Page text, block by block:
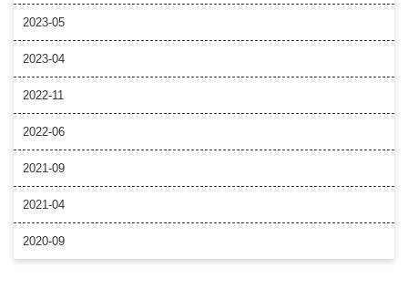
2023-05
2023-04
2022-11
2022-06
2021-09
2021-04
2020-09